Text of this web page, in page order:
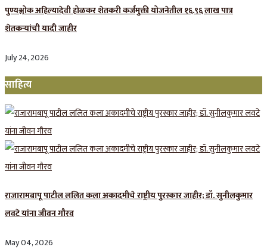
पुण्यश्लोक अहिल्यादेवी होळकर शेतकरी कर्जमुक्ती योजनेतील १६.९६ लाख पात्र
शेतकऱ्यांची यादी जाहीर
July 24, 2026
साहित्य
राजारामबापू पाटील ललित कला अकादमीचे राष्ट्रीय पुरस्कार जाहीर; डॉ. सुनीलकुमार
लवटे यांना जीवन गौरव
May 04, 2026